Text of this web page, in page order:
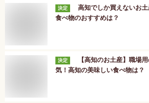
決定
高知でしか買えないお
食べ物のおすすめは？
決定
【高知のお土産】職場
気！高知の美味しい食べ物は？